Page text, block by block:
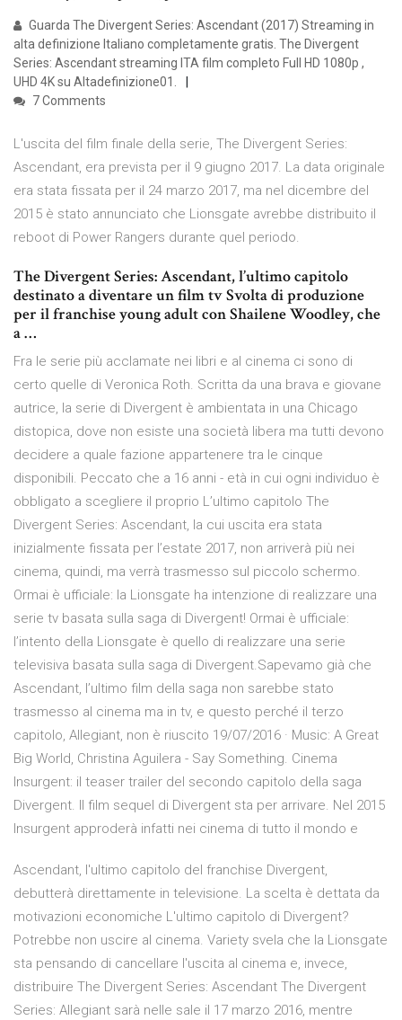
Guarda The Divergent Series: Ascendant (2017) Streaming in
alta definizione Italiano completamente gratis. The Divergent
Series: Ascendant streaming ITA film completo Full HD 1080p ,
UHD 4K su Altadefinizione01.
7 Comments
L'uscita del film finale della serie, The Divergent Series:
Ascendant, era prevista per il 9 giugno 2017. La data originale
era stata fissata per il 24 marzo 2017, ma nel dicembre del
2015 è stato annunciato che Lionsgate avrebbe distribuito il
reboot di Power Rangers durante quel periodo.
The Divergent Series: Ascendant, l’ultimo capitolo
destinato a diventare un film tv Svolta di produzione
per il franchise young adult con Shailene Woodley, che
a …
Fra le serie più acclamate nei libri e al cinema ci sono di
certo quelle di Veronica Roth. Scritta da una brava e giovane
autrice, la serie di Divergent è ambientata in una Chicago
distopica, dove non esiste una società libera ma tutti devono
decidere a quale fazione appartenere tra le cinque
disponibili. Peccato che a 16 anni - età in cui ogni individuo è
obbligato a scegliere il proprio L’ultimo capitolo The
Divergent Series: Ascendant, la cui uscita era stata
inizialmente fissata per l’estate 2017, non arriverà più nei
cinema, quindi, ma verrà trasmesso sul piccolo schermo.
Ormai è ufficiale: la Lionsgate ha intenzione di realizzare una
serie tv basata sulla saga di Divergent! Ormai è ufficiale:
l’intento della Lionsgate è quello di realizzare una serie
televisiva basata sulla saga di Divergent.Sapevamo già che
Ascendant, l’ultimo film della saga non sarebbe stato
trasmesso al cinema ma in tv, e questo perché il terzo
capitolo, Allegiant, non è riuscito 19/07/2016 · Music: A Great
Big World, Christina Aguilera - Say Something. Cinema
Insurgent: il teaser trailer del secondo capitolo della saga
Divergent. Il film sequel di Divergent sta per arrivare. Nel 2015
Insurgent approderà infatti nei cinema di tutto il mondo e
Ascendant, l'ultimo capitolo del franchise Divergent,
debutterà direttamente in televisione. La scelta è dettata da
motivazioni economiche L'ultimo capitolo di Divergent?
Potrebbe non uscire al cinema. Variety svela che la Lionsgate
sta pensando di cancellare l'uscita al cinema e, invece,
distribuire The Divergent Series: Ascendant The Divergent
Series: Allegiant sarà nelle sale il 17 marzo 2016, mentre